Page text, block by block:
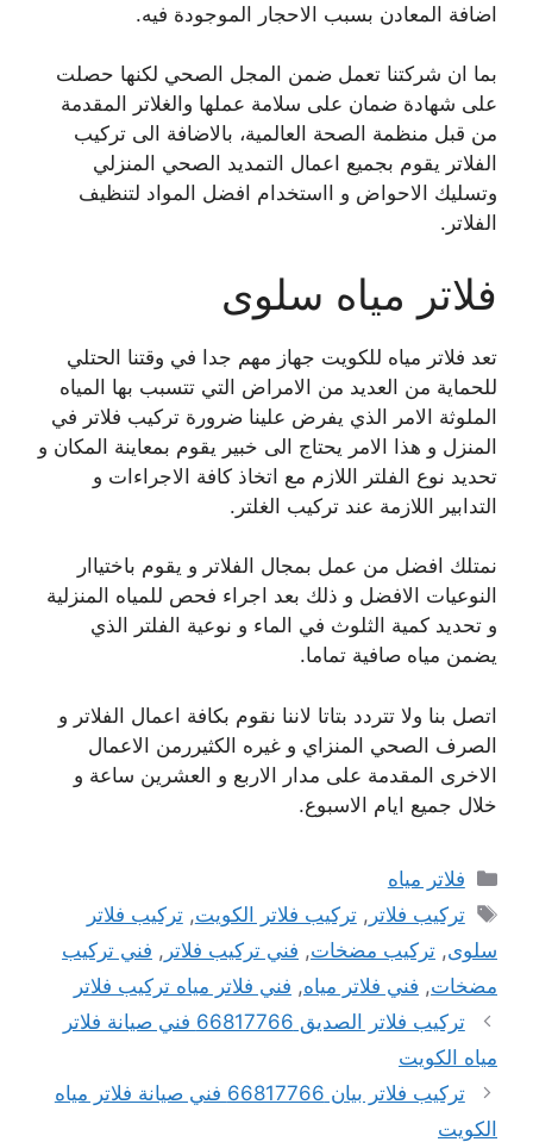
اضافة المعادن بسبب الاحجار الموجودة فيه.
بما ان شركتنا تعمل ضمن المجل الصحي لكنها حصلت
على شهادة ضمان على سلامة عملها والغلاتر المقدمة
من قبل منظمة الصحة العالمية، بالاضافة الى تركيب
الفلاتر يقوم بجميع اعمال التمديد الصحي المنزلي
وتسليك الاحواض و ااستخدام افضل المواد لتنظيف
الفلاتر.
فلاتر مياه سلوى
تعد فلاتر مياه للكويت جهاز مهم جدا في وقتنا الحتلي
للحماية من العديد من الامراض التي تتسبب بها المياه
الملوثة الامر الذي يفرض علينا ضرورة تركيب فلاتر في
المنزل و هذا الامر يحتاج الى خبير يقوم بمعاينة المكان و
تحديد نوع الفلتر اللازم مع اتخاذ كافة الاجراءات و
التدابير اللازمة عند تركيب الغلتر.
نمتلك افضل من عمل بمجال الفلاتر و يقوم باختياار
النوعيات الافضل و ذلك بعد اجراء فحص للمياه المنزلية
و تحديد كمية الثلوث في الماء و نوعية الفلتر الذي
يضمن مياه صافية تماما.
اتصل بنا ولا تتردد بتاتا لاننا نقوم بكافة اعمال الفلاتر و
الصرف الصحي المنزاي و غيره الكثيررمن الاعمال
الاخرى المقدمة على مدار الاربع و العشرين ساعة و
خلال جميع ايام الاسبوع.
التصنيفات
فلاتر مياه
الوسوم
تركيب فلاتر ,تركيب فلاتر الكويت,تركيب فلاتر
سلوى, تركيب مضخات, فني تركيب فلاتر , فني تركيب
مضخات, فني فلاتر مياه, فني فلاتر مياه تركيب فلاتر
تركيب فلاتر الصديق 66817766 فني صيانة فلاتر
مياه الكويت
تركيب فلاتر بيان 66817766 فني صيانة فلاتر مياه
الكويت